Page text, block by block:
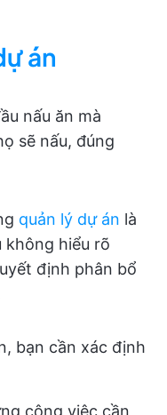
án
nấu ăn mà
sẽ nấu, đúng
quản lý dự án là
không hiểu rõ
định phân bổ
bạn cần xác định